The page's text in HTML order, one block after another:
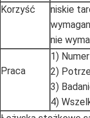
Korzyść
niskie
nie
Praca
1)
2)
3)
4)